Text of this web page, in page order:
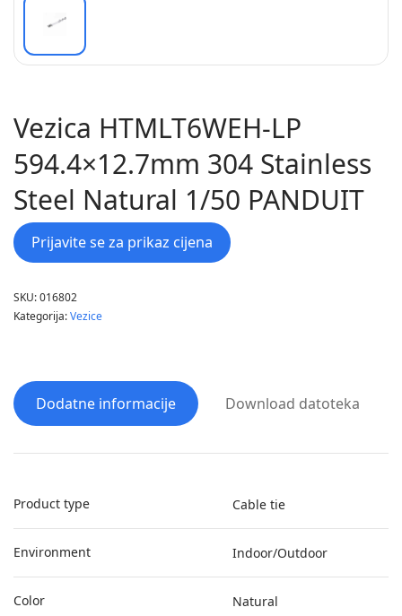
Vezica HTMLT6WEH-LP
594.4×12.7mm 304 Stainless
Steel Natural 1/50 PANDUIT
Prijavite se za prikaz cijena
SKU:016802
Kategorija:Vezice
Dodatne informacije Download datoteka
Product type Cable tie
Environment Indoor/Outdoor
Color Natural